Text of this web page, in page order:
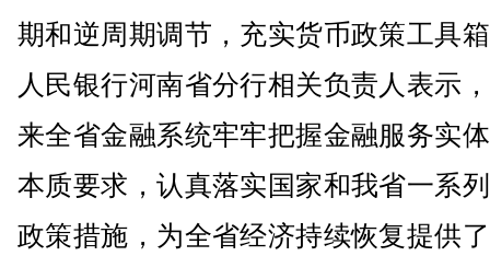
期和逆周期调节，充实货币政策工具
人民银行河南省分行相关负责人表示
来全省金融系统牢牢把握金融服务实
本质要求，认真落实国家和我省一系
政策措施，为全省经济持续恢复提供